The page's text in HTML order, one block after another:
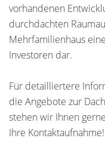
vorhandenen
durchdachten
Mehrfamilienhaus
Investoren dar.
Für detailliertere
die Angebote zur
stehen wir Ihnen
Ihre Kontaktaufnahme!